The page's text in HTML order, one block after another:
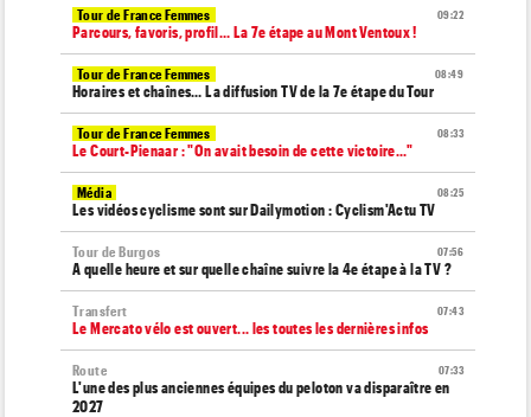
09:22
Tour de France Femmes
Parcours, favoris, profil… La 7e étape au Mont Ventoux !
08:49
Tour de France Femmes
Horaires et chaînes… La diffusion TV de la 7e étape du Tour
08:33
Tour de France Femmes
Le Court-Pienaar : "On avait besoin de cette victoire..."
08:25
Média
Les vidéos cyclisme sont sur Dailymotion : Cyclism'Actu TV
07:56
Tour de Burgos
A quelle heure et sur quelle chaîne suivre la 4e étape à la TV ?
07:43
Transfert
Le Mercato vélo est ouvert... les toutes les dernières infos
07:33
Route
L'une des plus anciennes équipes du peloton va disparaître en
2027